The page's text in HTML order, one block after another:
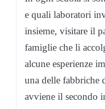
e quali laboratori
insieme, visitare il
famiglie che li
alcune esperienze
una delle fabbriche
avviene il secondo